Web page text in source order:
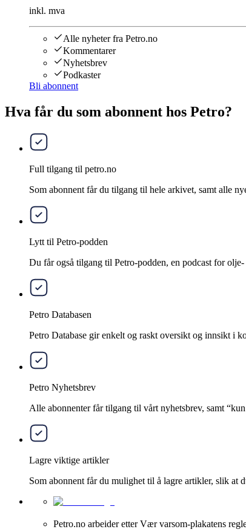
inkl. mva
Alle nyheter fra Petro.no
Kommentarer
Nyhetsbrev
Podkaster
Bli abonnent
Hva får du som abonnent hos Petro?
Full tilgang til petro.no
Som abonnent får du tilgang til hele arkivet, samt alle
Lytt til Petro-podden
Du får også tilgang til Petro-podden, en podcast for
Petro Databasen
Petro Database gir enkelt og raskt oversikt og innsikt i
Petro Nyhetsbrev
Alle abonnenter får tilgang til vårt nyhetsbrev, samt
Lagre viktige artikler
Som abonnent får du mulighet til å lagre artikler, slik at
Petro.no arbeider etter Vær varsom-plakatens